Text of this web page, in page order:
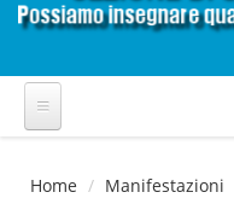
Home Manifestazioni